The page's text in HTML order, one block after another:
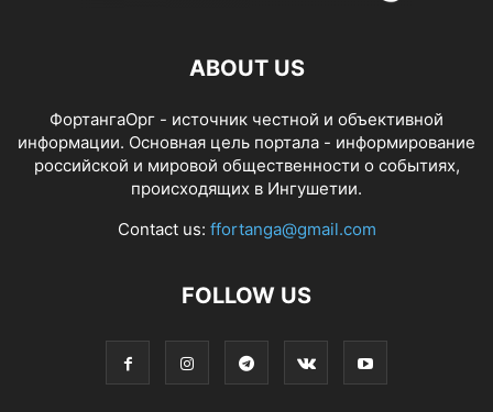
ABOUT US
ФортангаОрг - источник честной и объективной
информации. Основная цель портала - информирование
российской и мировой общественности о событиях,
происходящих в Ингушетии.
Contact us: ffortanga@gmail.com
FOLLOW US